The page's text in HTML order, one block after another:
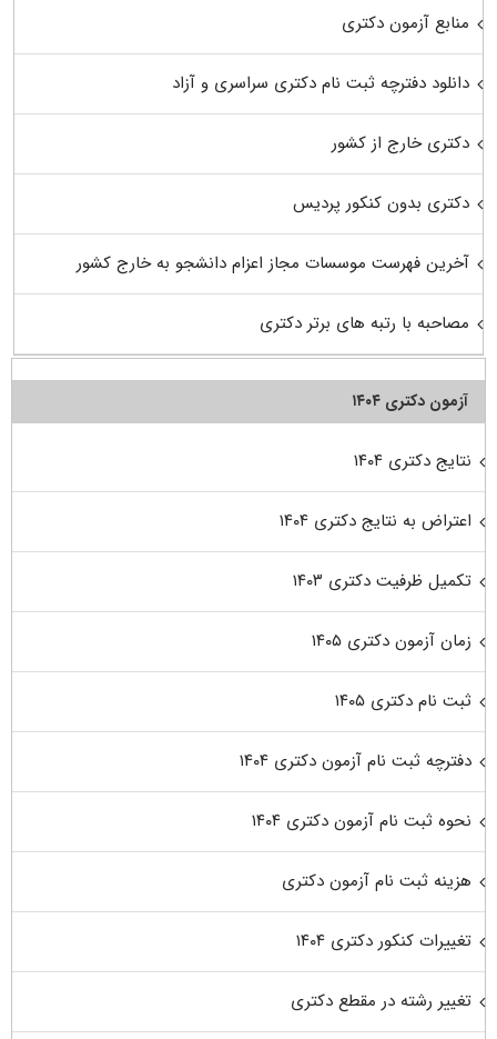
منابع آزمون دکتری
دانلود دفترچه ثبت نام دکتری سراسری و آزاد
دکتری خارج از کشور
دکتری بدون کنکور پردیس
آخرین فهرست موسسات مجاز اعزام دانشجو به خارج کشور
مصاحبه با رتبه های برتر دکتری
آزمون دکتری ۱۴۰۴
نتایج دکتری ۱۴۰۴
اعتراض به نتایج دکتری ۱۴۰۴
تکمیل ظرفیت دکتری ۱۴۰۳
زمان آزمون دکتری ۱۴۰۵
ثبت نام دکتری ۱۴۰۵
دفترچه ثبت نام آزمون دکتری ۱۴۰۴
نحوه ثبت نام آزمون دکتری ۱۴۰۴
هزینه ثبت نام آزمون دکتری
تغییرات کنکور دکتری ۱۴۰۴
تغییر رشته در مقطع دکتری